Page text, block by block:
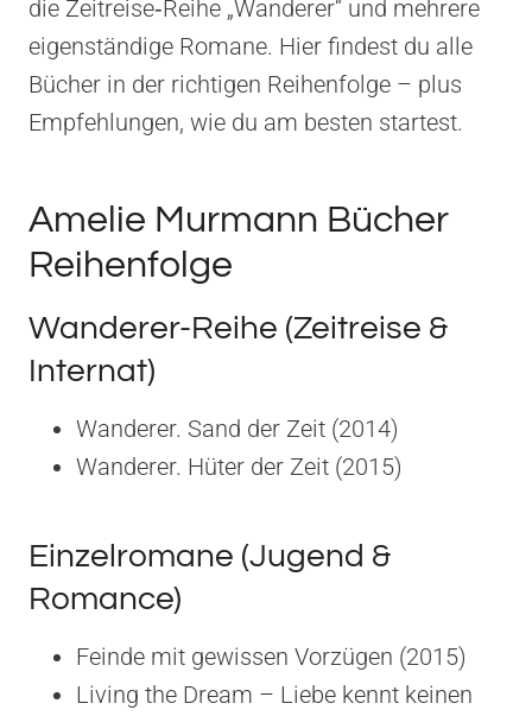
die Zeitreise‑Reihe „Wanderer“ und mehrere
eigenständige Romane. Hier findest du alle
Bücher in der richtigen Reihenfolge – plus
Empfehlungen, wie du am besten startest.
Amelie Murmann Bücher
Reihenfolge
Wanderer-Reihe (Zeitreise &
Internat)
Wanderer. Sand der Zeit (2014)
Wanderer. Hüter der Zeit (2015)
Einzelromane (Jugend &
Romance)
Feinde mit gewissen Vorzügen (2015)
Living the Dream – Liebe kennt keinen